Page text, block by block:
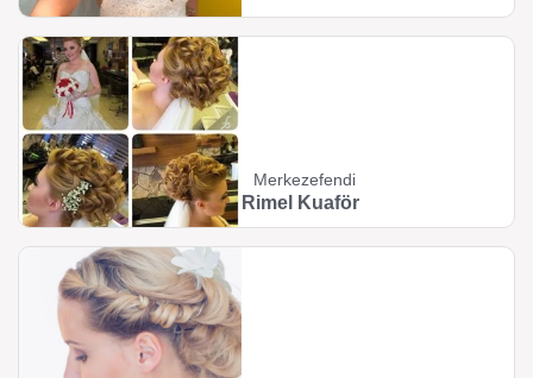
Merkezefendi
Rimel Kuaför